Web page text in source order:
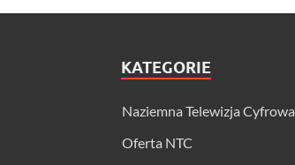
KATEGORIE
Naziemna Telewizja Cyfrowa
Oferta NTC